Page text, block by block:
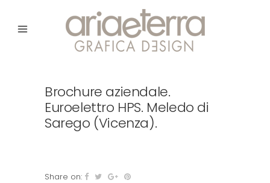
Brochure aziendale.
Euroelettro HPS. Meledo di
Sarego (Vicenza).
Share on: